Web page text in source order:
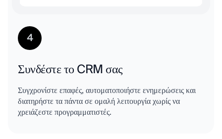
4
Συνδέστε το CRM σας
Συγχρονίστε επαφές, αυτοματοποιήστε ενημερώσεις και
διατηρήστε τα πάντα σε ομαλή λειτουργία χωρίς να
χρειάζεστε προγραμματιστές.